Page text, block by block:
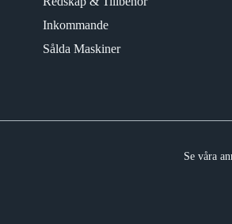
Inkommande
Sålda Maskiner
Se våra